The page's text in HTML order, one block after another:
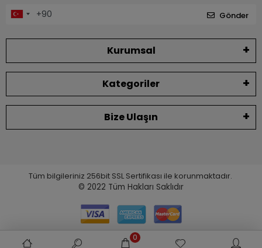
Gönder
Kurumsal
Kategoriler
Bize Ulaşın
Tüm bilgileriniz 256bit SSL Sertifikası ile korunmaktadır.
© 2022 Tüm Hakları Saklıdır
0